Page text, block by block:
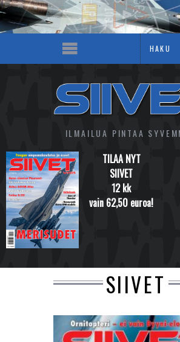
ILMAILUA PINTAA
TILAA NYT
SIIVET
12 kk
vain 62,50 euroa!
SIIVET